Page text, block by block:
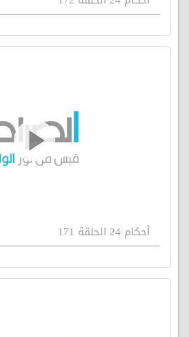
أحكام 24 الحلقة 171